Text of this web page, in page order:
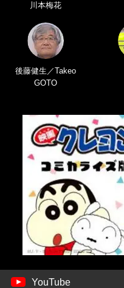
川本梅花
後藤健生／Takeo
GOTO
YouTube